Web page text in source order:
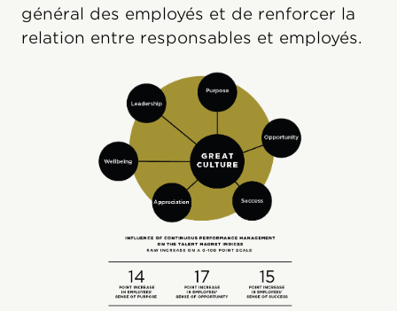
général des employés et de renforcer la
relation entre responsables et employés.